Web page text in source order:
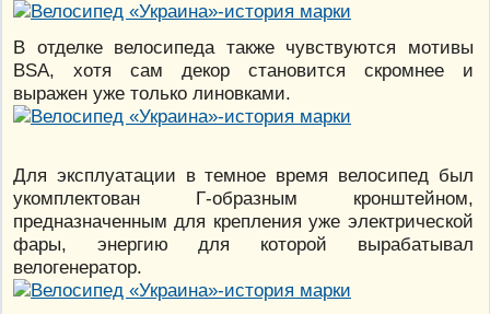
В отделке велосипеда также чувствуются мотивы
BSA, хотя сам декор становится скромнее и
выражен уже только линовками.
Для эксплуатации в темное время велосипед был
укомплектован Г-образным кронштейном,
предназначенным для крепления уже электрической
фары, энергию для которой вырабатывал
велогенератор.